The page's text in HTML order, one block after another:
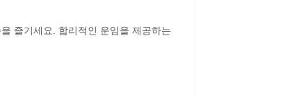
즐기세요. 합리적인 운임을 제공하는